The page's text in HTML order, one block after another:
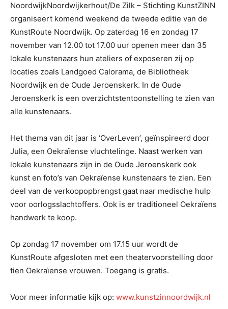
NoordwijkNoordwijkerhout/De Zilk – Stichting KunstZINN
organiseert komend weekend de tweede editie van de
KunstRoute Noordwijk. Op zaterdag 16 en zondag 17
november van 12.00 tot 17.00 uur openen meer dan 35
lokale kunstenaars hun ateliers of exposeren zij op
locaties zoals Landgoed Calorama, de Bibliotheek
Noordwijk en de Oude Jeroenskerk. In de Oude
Jeroenskerk is een overzichtstentoonstelling te zien van
alle kunstenaars.
Het thema van dit jaar is ‘OverLeven’, geïnspireerd door
Julia, een Oekraïense vluchtelinge. Naast werken van
lokale kunstenaars zijn in de Oude Jeroenskerk ook
kunst en foto’s van Oekraïense kunstenaars te zien. Een
deel van de verkoopopbrengst gaat naar medische hulp
voor oorlogsslachtoffers. Ook is er traditioneel Oekraïens
handwerk te koop.
Op zondag 17 november om 17.15 uur wordt de
KunstRoute afgesloten met een theatervoorstelling door
tien Oekraïense vrouwen. Toegang is gratis.
Voor meer informatie kijk op: www.kunstzinnoordwijk.nl